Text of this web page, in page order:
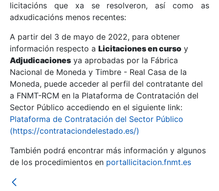
Mostrar/Ocultar
Mostrar/Ocultar
Mostrar/Ocultar
licitacións que xa se resolveron, así como as
adxudicacións menos recentes:
A partir del 3 de mayo de 2022, para obtener
información respecto a Licitaciones en curso y
Adjudicaciones ya aprobadas por la Fábrica
Nacional de Moneda y Timbre - Real Casa de la
Moneda, puede acceder al perfil del contratante del
a FNMT-RCM en la Plataforma de Contratación del
Sector Público accediendo en el siguiente link:
Plataforma de Contratación del Sector Público
(https://contrataciondelestado.es/)
También podrá encontrar más información y algunos
de los procedimientos en portallicitacion.fnmt.es